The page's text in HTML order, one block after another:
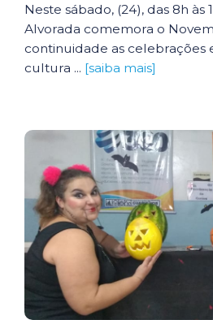
Neste sábado, (24), das 8h às
Alvorada comemora o
continuidade as celebrações
cultura ... [saiba mais]